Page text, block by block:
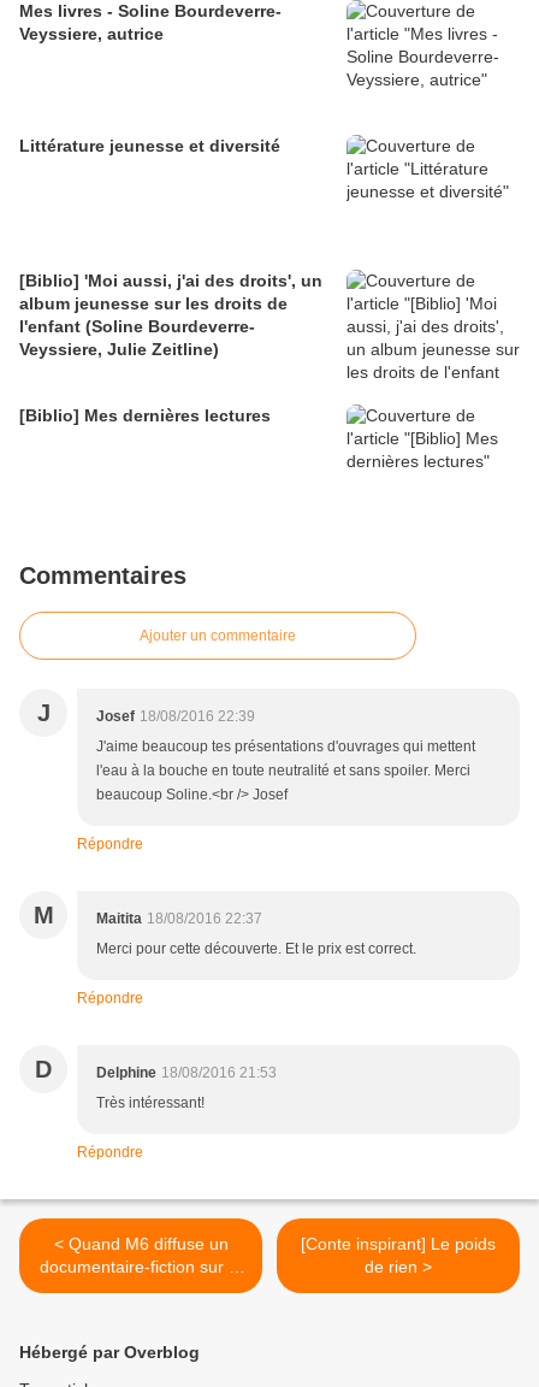
Mes livres - Soline Bourdeverre-
Veyssiere, autrice
Littérature jeunesse et diversité
[Biblio] 'Moi aussi, j'ai des droits', un
album jeunesse sur les droits de
l'enfant (Soline Bourdeverre-
Veyssiere, Julie Zeitline)
[Biblio] Mes dernières lectures
Commentaires
Ajouter un commentaire
J Josef 18/08/2016 22:39
J'aime beaucoup tes présentations d'ouvrages qui mettent
l'eau à la bouche en toute neutralité et sans spoiler. Merci
beaucoup Soline.<br /> Josef
Répondre
M Maitita 18/08/2016 22:37
Merci pour cette découverte. Et le prix est correct.
Répondre
D Delphine 18/08/2016 21:53
Très intéressant!
Répondre
< Quand M6 diffuse un
documentaire-fiction sur la
première année d'un
[Conte inspirant] Le poids
de rien >
Hébergé par Overblog